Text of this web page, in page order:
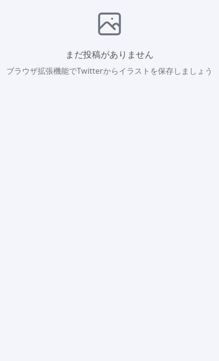
まだ投稿がありません
ブラウザ拡張機能でTwitterからイラストを保存しましょう